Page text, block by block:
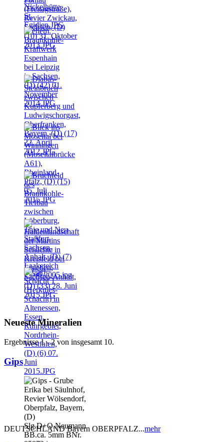
Neueste Mineralien
Ergebnisse 1 - 2 von insgesamt 10.
Gips
DEUTSCHLAND Bayern OBERPFALZ...mehr